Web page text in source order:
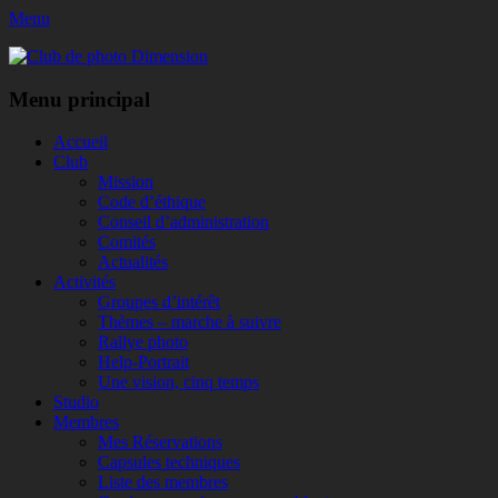
Menu
Club de photo Dimension
Menu principal
Aller
Accueil
Club
Mission
Code d’éthique
Conseil d’administration
Comités
Actualités
Activités
Groupes d’intérêt
Thèmes – marche à suivre
Rallye photo
Help-Portrait
Une vision, cinq temps
Studio
Membres
Mes Réservations
Capsules techniques
Liste des membres